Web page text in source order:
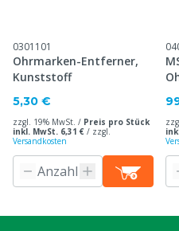
0301101
Ohrmarken-Entferner,
Kunststoff
5,30 €
zzgl. 19% MwSt. / Preis pro Stück
inkl. MwSt. 6,31 € / zzgl.
Versandkosten